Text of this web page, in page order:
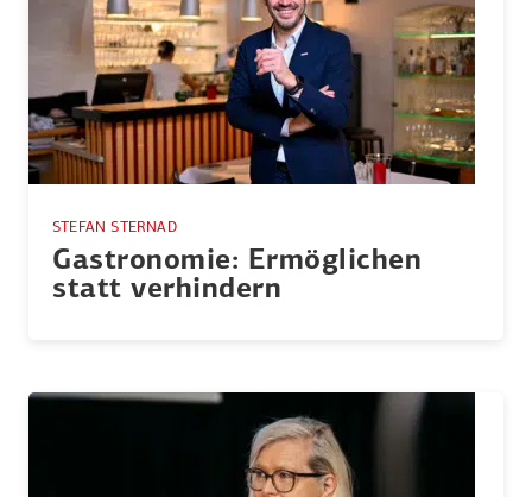
STEFAN STERNAD
Gastro­nomie: Ermög­lichen
statt verhindern